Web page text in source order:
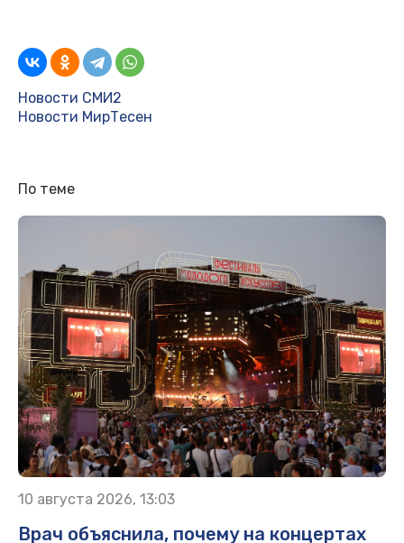
Новости СМИ2
Новости МирТесен
По теме
10 августа 2026, 13:03
Врач объяснила, почему на концертах